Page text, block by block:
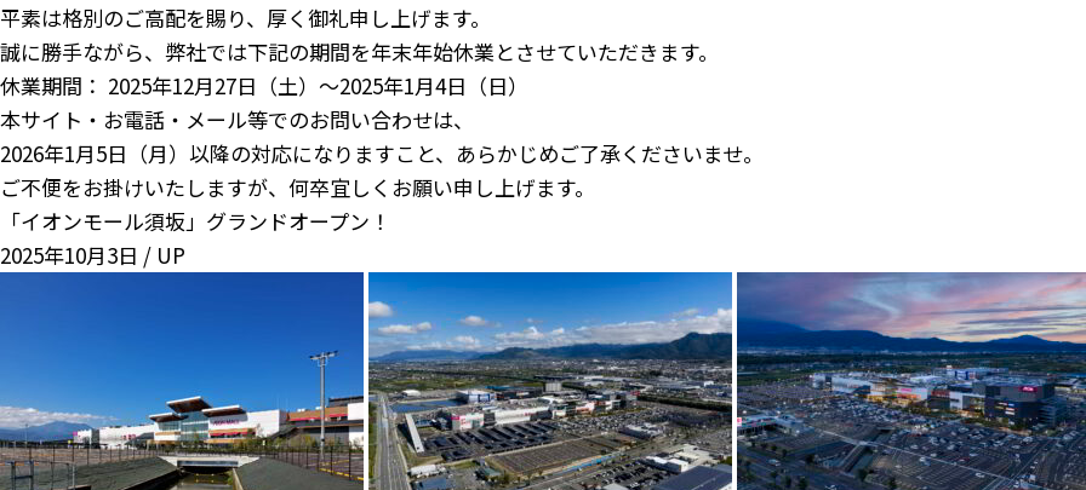
平素は格別のご高配を賜り、厚く御礼申し上げます。
誠に勝手ながら、弊社では下記の期間を年末年始休業とさせていただきます。
休業期間： 2025年12月27日（土）～2025年1月4日（日）
本サイト・お電話・メール等でのお問い合わせは、
2026年1月5日（月）以降の対応になりますこと、あらかじめご了承くださいませ。
ご不便をお掛けいたしますが、何卒宜しくお願い申し上げます。
「イオンモール須坂」グランドオープン！
2025年10月3日 / UP